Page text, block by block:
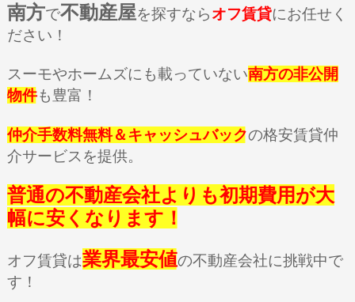
南方で不動産屋を探すならオフ賃貸にお任せく
ださい！
スーモやホームズにも載っていない南方の非公開
物件も豊富！
仲介手数料無料＆キャッシュバックの格安賃貸仲
介サービスを提供。
普通の不動産会社よりも初期費用が大
幅に安くなります！
オフ賃貸は業界最安値の不動産会社に挑戦中で
す！